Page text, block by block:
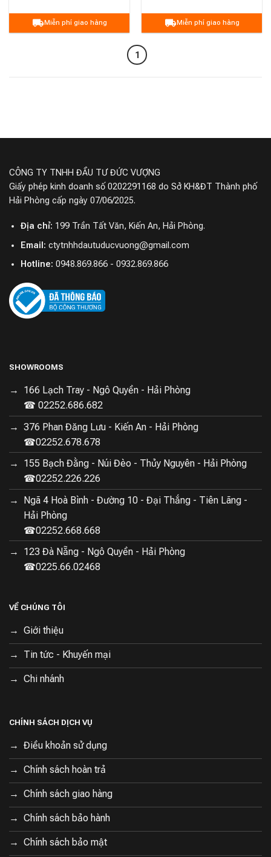
Miễn phí giao hàng Miễn phí giao hàng
1
CÔNG TY TNHH ĐẦU TƯ ĐỨC VƯỢNG
Giấy phép kinh doanh số 0202291168 do Sở KH&ĐT Thành phố
Hải Phòng cấp ngày 07/06/2025.
Địa chỉ: 199 Trần Tất Văn, Kiến An, Hải Phòng.
Email: ctytnhhdautuducvuong@gmail.com
Hotline: 0948.869.866 - 0932.869.866
SHOWROOMS
166 Lạch Tray - Ngô Quyền - Hải Phòng
☎ 02252.686.682
376 Phan Đăng Lưu - Kiến An - Hải Phòng
☎02252.678.678
155 Bạch Đằng - Núi Đèo - Thủy Nguyên - Hải Phòng
☎02252.226.226
Ngã 4 Hoà Bình - Đường 10 - Đại Thắng - Tiên Lãng -
Hải Phòng
☎02252.668.668
123 Đà Nẵng - Ngô Quyền - Hải Phòng
☎0225.66.02468
VỀ CHÚNG TÔI
Giới thiệu
Tin tức - Khuyến mại
Chi nhánh
CHÍNH SÁCH DỊCH VỤ
Điều khoản sử dụng
Chính sách hoàn trả
Chính sách giao hàng
Chính sách bảo hành
Chính sách bảo mật